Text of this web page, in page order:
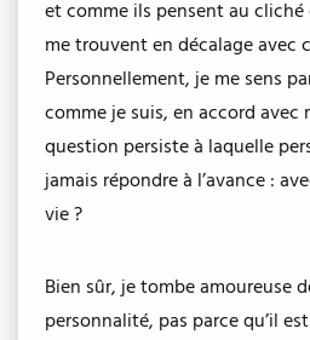
et comme ils pensent au
me trouvent en décalage avec
Personnellement, je me sens
comme je suis, en accord avec
question persiste à laquelle
jamais répondre à l’avance :
vie ?
Bien sûr, je tombe amoureuse
personnalité, pas parce qu’il